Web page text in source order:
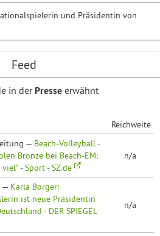
und Präsidentin von
Feed
in derPresse erwähnt
Reichweite
— Beach-Volleyball -
Bronze bei Beach-EM:
- Sport - SZ.de
n/a
— Karla Borger:
ist neue Präsidentin
- DER SPIEGEL
n/a